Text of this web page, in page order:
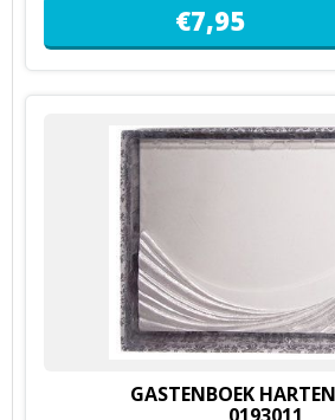
€7,95
GASTENBOEK
0193011